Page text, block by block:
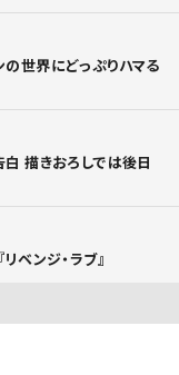
世界にどっぷりハマる
白 描きおろしでは後日
ベンジ・ラブ』